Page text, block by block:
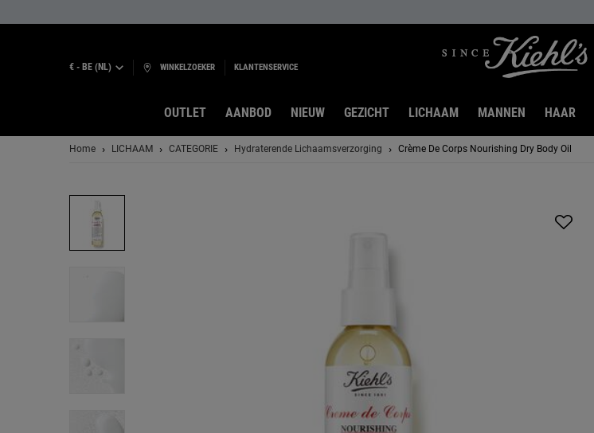
€ - BE (NL) WINKELZOEKER KLANTENSERVICE
OUTLET AANBOD NIEUW GEZICHT LICHAAM MANNEN HAAR
Home LICHAAM CATEGORIE Hydraterende Lichaamsverzorging Crème De Corps Nourishing Dry Body Oil